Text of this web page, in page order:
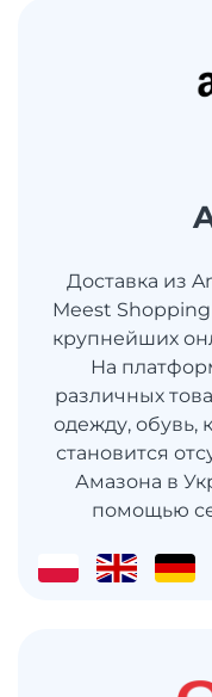
Доставка из
Meest
крупнейших
На
различных
одежду, обувь,
становится
Амазона в
помощью